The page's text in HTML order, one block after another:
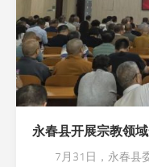
永春县开展宗教领
7月31日，永春县委